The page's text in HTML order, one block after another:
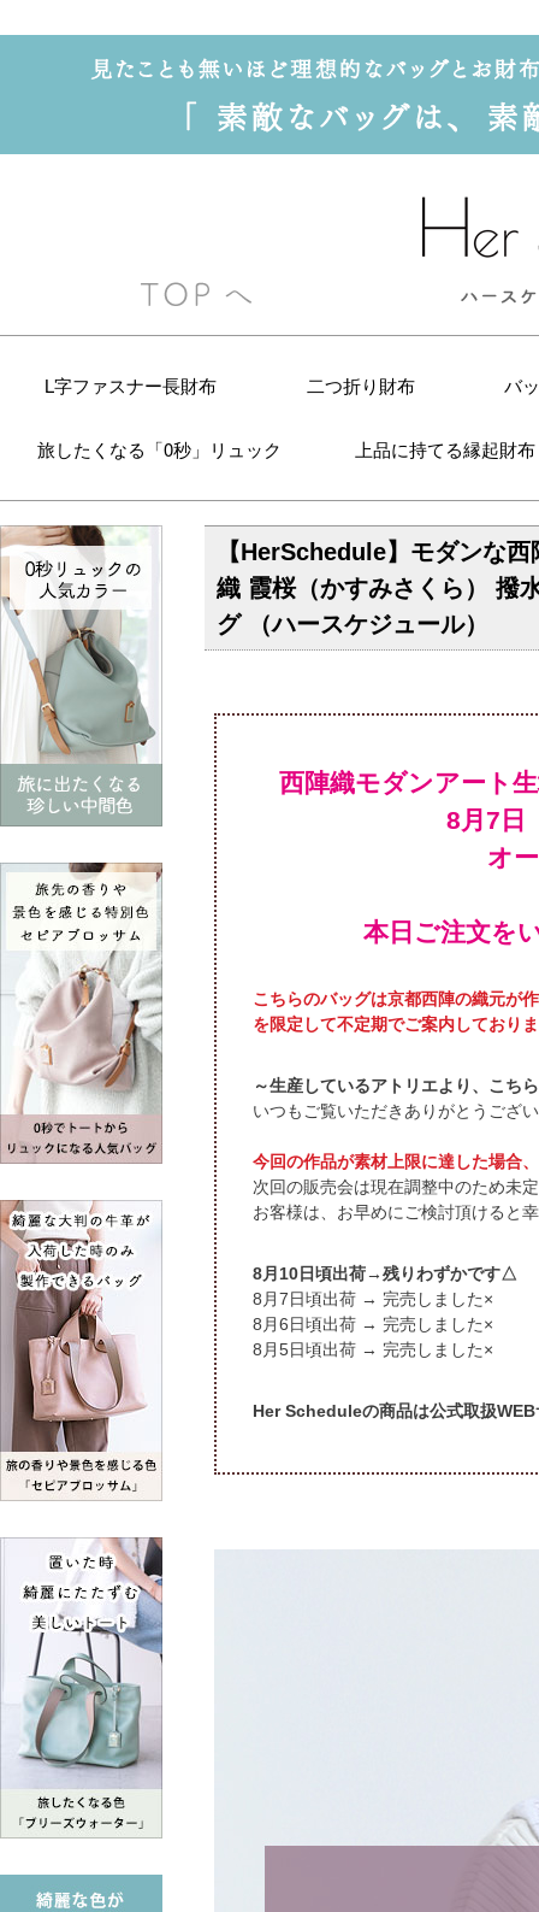
L字ファスナー長財布 二つ折り財布 バ
旅したくなる「0秒」リュック 上品に持てる縁起財布
【HerSchedule】モダンな
織 霞桜（かすみさくら） 撥
グ （ハースケジュール）
西陣織モダンアート
オ
本日ご注文を
こちらのバッグは京都西陣の織元が
を限定して不定期でご案内しており
～生産しているアトリエより、こち
いつもご覧いただきありがとうござ
今回の作品が素材上限に達した場合
次回の販売会は現在調整中のため未
お客様は、お早めにご検討頂けると
頃出荷→残りわずかです△
頃出荷 → 完売しました×
頃出荷 → 完売しました×
頃出荷 → 完売しました×
Her Scheduleの商品は公式取扱